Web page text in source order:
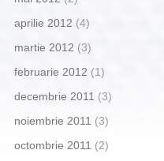
aprilie 2012 (4)
martie 2012 (3)
februarie 2012 (1)
decembrie 2011 (3)
noiembrie 2011 (3)
octombrie 2011 (2)